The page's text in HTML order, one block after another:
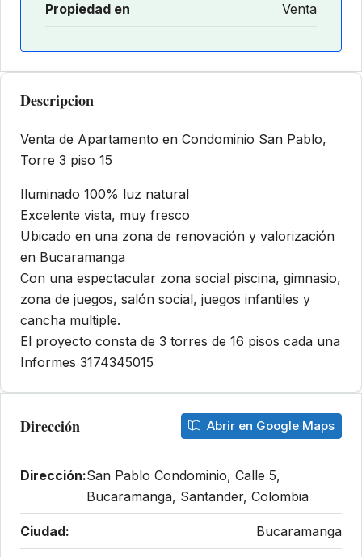
Propiedad en Venta
Descripcion
Venta de Apartamento en Condominio San Pablo,
Torre 3 piso 15
Iluminado 100% luz natural
Excelente vista, muy fresco
Ubicado en una zona de renovación y valorización
en Bucaramanga
Con una espectacular zona social piscina, gimnasio,
zona de juegos, salón social, juegos infantiles y
cancha multiple.
El proyecto consta de 3 torres de 16 pisos cada una
Informes 3174345015
Dirección Abrir en Google Maps
Dirección:San Pablo Condominio, Calle 5,
Bucaramanga, Santander, Colombia
Ciudad: Bucaramanga